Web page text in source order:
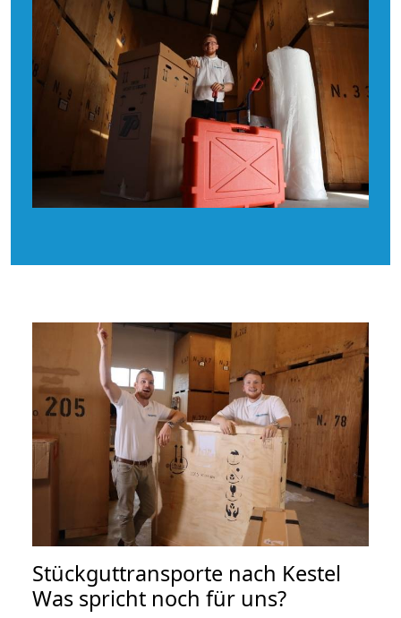
Stückguttransporte nach Kestel
Was spricht noch für uns?